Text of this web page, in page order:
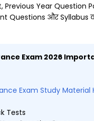
Previous Year Question
Questions और Syllabus
Exam 2026
Exam Study Material
Tests